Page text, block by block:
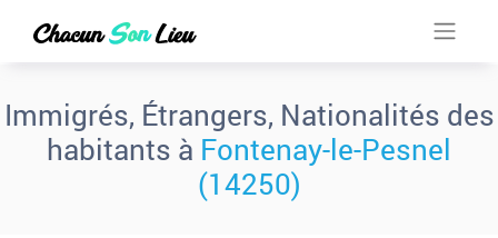
Immigrés, Étrangers, Nationalités des
habitants à Fontenay-le-Pesnel
(14250)